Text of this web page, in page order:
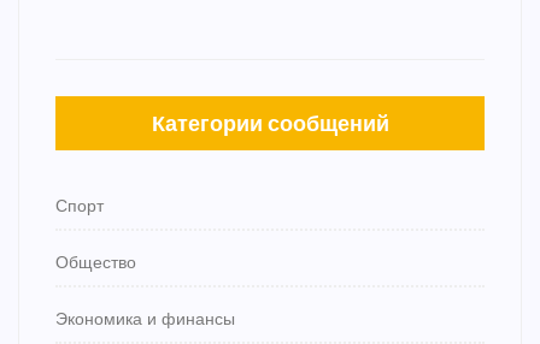
Категории сообщений
Спорт
Общество
Экономика и финансы